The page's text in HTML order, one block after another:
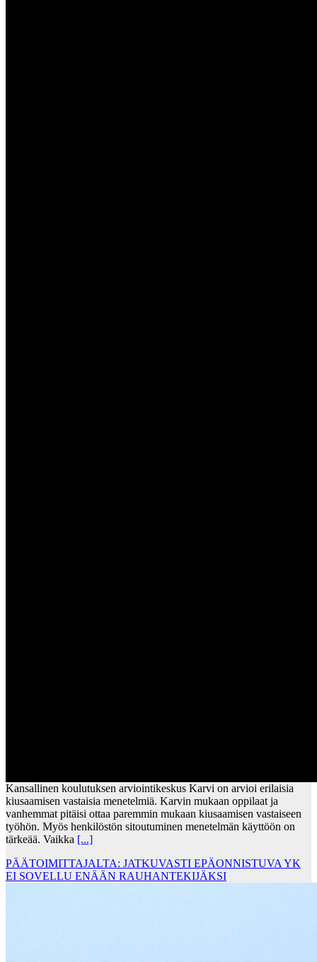
Kansallinen koulutuksen arviointikeskus Karvi on arvioi erilaisia
kiusaamisen vastaisia menetelmiä. Karvin mukaan oppilaat ja
vanhemmat pitäisi ottaa paremmin mukaan kiusaamisen vastaiseen
työhön. Myös henkilöstön sitoutuminen menetelmän käyttöön on
tärkeää. Vaikka [...]
PÄÄTOIMITTAJALTA: JATKUVASTI EPÄONNISTUVA YK
EI SOVELLU ENÄÄN RAUHANTEKIJÄKSI